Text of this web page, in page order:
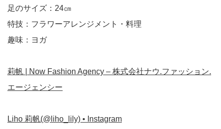
足のサイズ：24㎝
特技：フラワーアレンジメント・料理
趣味：ヨガ
莉帆 | Now Fashion Agency – 株式会社ナウ.ファッション.
エージェンシー
Liho 莉帆(@liho_lily) • Instagram